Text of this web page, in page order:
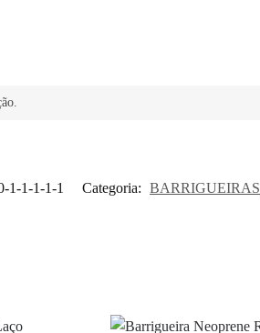
1-1-1-1-1 Categoria: BARRIGUEIRAS